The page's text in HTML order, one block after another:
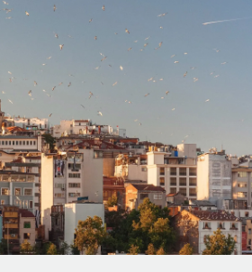
onboarden en beheren
taken eenvoudig uitbesteden
integreren
HR-functies voor je team
HR en payroll solutions voor groeiende
met HR solutions op maat
bedrijven
voor zzp'ers
en betaalsnelheden voor